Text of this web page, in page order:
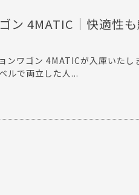
ン 4MATIC｜快適性
ワゴン 4MATICが入庫いた
ルで両立した人...